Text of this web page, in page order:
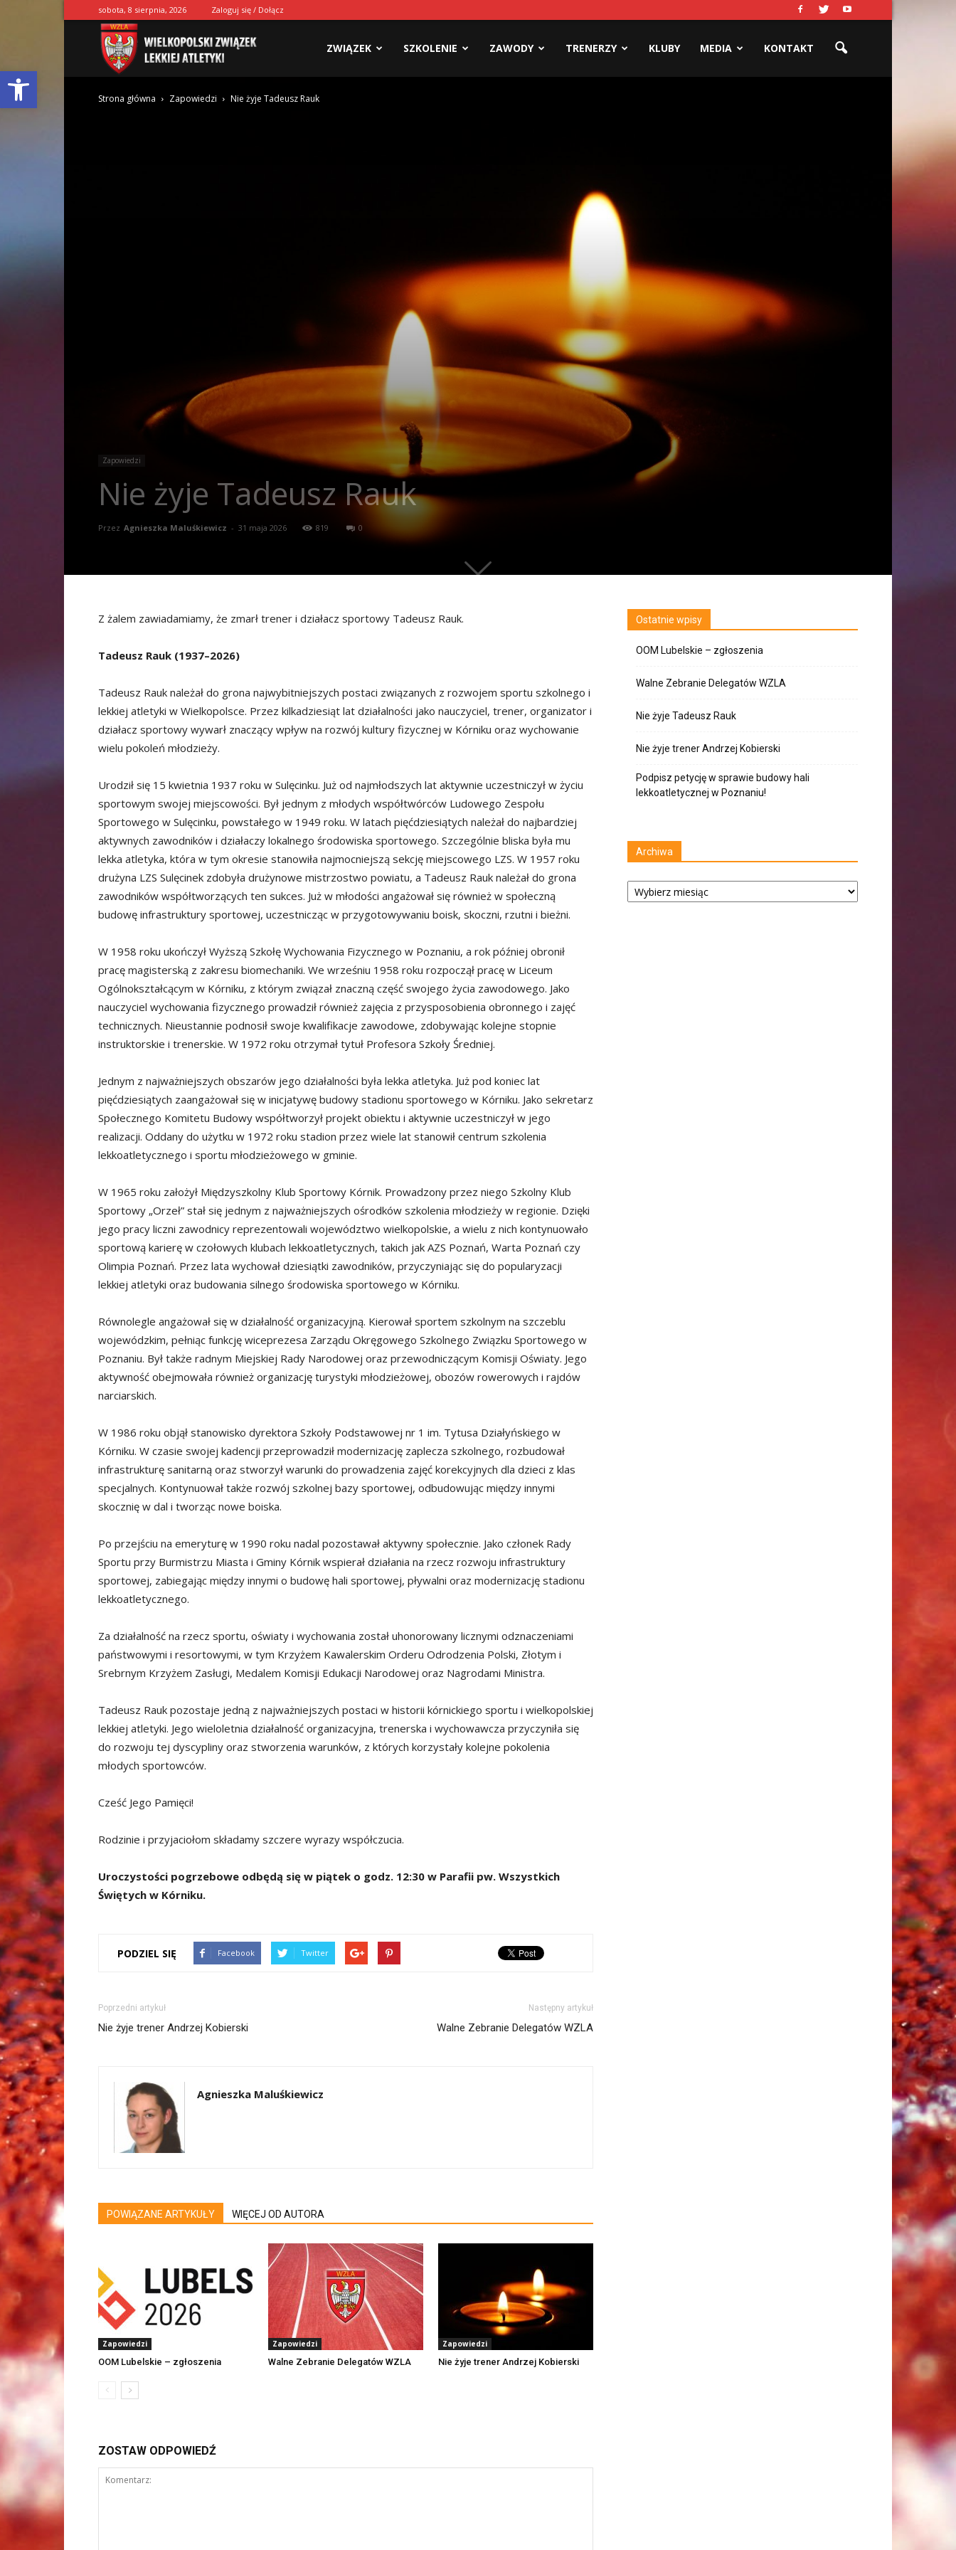
Otwórz pasek narzędzi
sobota, 8 sierpnia, 2026 Zaloguj się / Dołącz
Wielkopolski
Związek
ZWIĄZEK SZKOLENIE ZAWODY TRENERZY KLUBY MEDIA KONTAKT
Strona główna Zapowiedzi Nie żyje Tadeusz Rauk
Zapowiedzi
Nie żyje Tadeusz Rauk
Przez Agnieszka Maluśkiewicz - 31 maja 2026 819 0
Z żalem zawiadamiamy, że zmarł trener i działacz sportowy Tadeusz Rauk.
Tadeusz Rauk (1937–2026)
Tadeusz Rauk należał do grona najwybitniejszych postaci związanych z rozwojem sportu szkolnego i
lekkiej atletyki w Wielkopolsce. Przez kilkadziesiąt lat działalności jako nauczyciel, trener, organizator i
działacz sportowy wywarł znaczący wpływ na rozwój kultury fizycznej w Kórniku oraz wychowanie
wielu pokoleń młodzieży.
Urodził się 15 kwietnia 1937 roku w Sulęcinku. Już od najmłodszych lat aktywnie uczestniczył w życiu
sportowym swojej miejscowości. Był jednym z młodych współtwórców Ludowego Zespołu
Sportowego w Sulęcinku, powstałego w 1949 roku. W latach pięćdziesiątych należał do najbardziej
aktywnych zawodników i działaczy lokalnego środowiska sportowego. Szczególnie bliska była mu
lekka atletyka, która w tym okresie stanowiła najmocniejszą sekcję miejscowego LZS. W 1957 roku
drużyna LZS Sulęcinek zdobyła drużynowe mistrzostwo powiatu, a Tadeusz Rauk należał do grona
zawodników współtworzących ten sukces. Już w młodości angażował się również w społeczną
budowę infrastruktury sportowej, uczestnicząc w przygotowywaniu boisk, skoczni, rzutni i bieżni.
W 1958 roku ukończył Wyższą Szkołę Wychowania Fizycznego w Poznaniu, a rok później obronił
pracę magisterską z zakresu biomechaniki. We wrześniu 1958 roku rozpoczął pracę w Liceum
Ogólnokształcącym w Kórniku, z którym związał znaczną część swojego życia zawodowego. Jako
nauczyciel wychowania fizycznego prowadził również zajęcia z przysposobienia obronnego i zajęć
technicznych. Nieustannie podnosił swoje kwalifikacje zawodowe, zdobywając kolejne stopnie
instruktorskie i trenerskie. W 1972 roku otrzymał tytuł Profesora Szkoły Średniej.
Jednym z najważniejszych obszarów jego działalności była lekka atletyka. Już pod koniec lat
pięćdziesiątych zaangażował się w inicjatywę budowy stadionu sportowego w Kórniku. Jako sekretarz
Społecznego Komitetu Budowy współtworzył projekt obiektu i aktywnie uczestniczył w jego
realizacji. Oddany do użytku w 1972 roku stadion przez wiele lat stanowił centrum szkolenia
lekkoatletycznego i sportu młodzieżowego w gminie.
W 1965 roku założył Międzyszkolny Klub Sportowy Kórnik. Prowadzony przez niego Szkolny Klub
Sportowy „Orzeł” stał się jednym z najważniejszych ośrodków szkolenia młodzieży w regionie. Dzięki
jego pracy liczni zawodnicy reprezentowali województwo wielkopolskie, a wielu z nich kontynuowało
sportową karierę w czołowych klubach lekkoatletycznych, takich jak AZS Poznań, Warta Poznań czy
Olimpia Poznań. Przez lata wychował dziesiątki zawodników, przyczyniając się do popularyzacji
lekkiej atletyki oraz budowania silnego środowiska sportowego w Kórniku.
Równolegle angażował się w działalność organizacyjną. Kierował sportem szkolnym na szczeblu
wojewódzkim, pełniąc funkcję wiceprezesa Zarządu Okręgowego Szkolnego Związku Sportowego w
Poznaniu. Był także radnym Miejskiej Rady Narodowej oraz przewodniczącym Komisji Oświaty. Jego
aktywność obejmowała również organizację turystyki młodzieżowej, obozów rowerowych i rajdów
narciarskich.
W 1986 roku objął stanowisko dyrektora Szkoły Podstawowej nr 1 im. Tytusa Działyńskiego w
Kórniku. W czasie swojej kadencji przeprowadził modernizację zaplecza szkolnego, rozbudował
infrastrukturę sanitarną oraz stworzył warunki do prowadzenia zajęć korekcyjnych dla dzieci z klas
specjalnych. Kontynuował także rozwój szkolnej bazy sportowej, odbudowując między innymi
skocznię w dal i tworząc nowe boiska.
Po przejściu na emeryturę w 1990 roku nadal pozostawał aktywny społecznie. Jako członek Rady
Sportu przy Burmistrzu Miasta i Gminy Kórnik wspierał działania na rzecz rozwoju infrastruktury
sportowej, zabiegając między innymi o budowę hali sportowej, pływalni oraz modernizację stadionu
lekkoatletycznego.
Za działalność na rzecz sportu, oświaty i wychowania został uhonorowany licznymi odznaczeniami
państwowymi i resortowymi, w tym Krzyżem Kawalerskim Orderu Odrodzenia Polski, Złotym i
Srebrnym Krzyżem Zasługi, Medalem Komisji Edukacji Narodowej oraz Nagrodami Ministra.
Tadeusz Rauk pozostaje jedną z najważniejszych postaci w historii kórnickiego sportu i wielkopolskiej
lekkiej atletyki. Jego wieloletnia działalność organizacyjna, trenerska i wychowawcza przyczyniła się
do rozwoju tej dyscypliny oraz stworzenia warunków, z których korzystały kolejne pokolenia
młodych sportowców.
Cześć Jego Pamięci!
Rodzinie i przyjaciołom składamy szczere wyrazy współczucia.
Uroczystości pogrzebowe odbędą się w piątek o godz. 12:30 w Parafii pw. Wszystkich
Świętych w Kórniku.
PODZIEL SIĘ Facebook Twitter
Poprzedni artykuł
Nie żyje trener Andrzej Kobierski
Następny artykuł
Walne Zebranie Delegatów WZLA
Agnieszka Maluśkiewicz
POWIĄZANE ARTYKUŁY WIĘCEJ OD AUTORA
Zapowiedzi
OOM Lubelskie – zgłoszenia
Zapowiedzi
Walne Zebranie Delegatów WZLA
Zapowiedzi
Nie żyje trener Andrzej Kobierski
ZOSTAW ODPOWIEDŹ
Ostatnie wpisy
OOM Lubelskie – zgłoszenia
Walne Zebranie Delegatów WZLA
Nie żyje Tadeusz Rauk
Nie żyje trener Andrzej Kobierski
Podpisz petycję w sprawie budowy hali
lekkoatletycznej w Poznaniu!
Archiwa
Archiwa